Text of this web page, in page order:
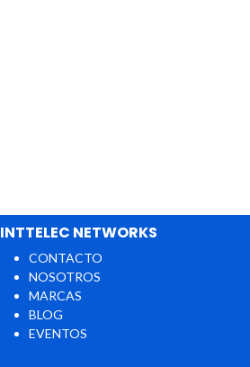
INTTELEC NETWORKS
CONTACTO
NOSOTROS
MARCAS
BLOG
EVENTOS